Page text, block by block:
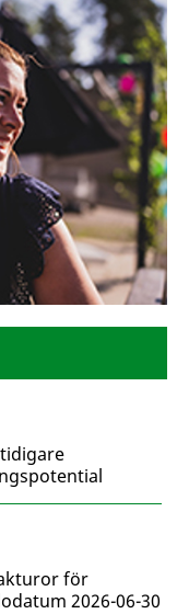
för
2026-06-30